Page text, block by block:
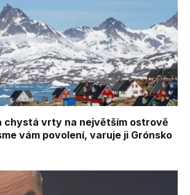
chystá vrty na největším ostrově
vám povolení, varuje ji Grónsko